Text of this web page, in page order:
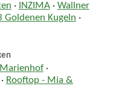
· INZIMA· Wallner
Goldenen Kugeln ·
·
Rooftop - Mia &